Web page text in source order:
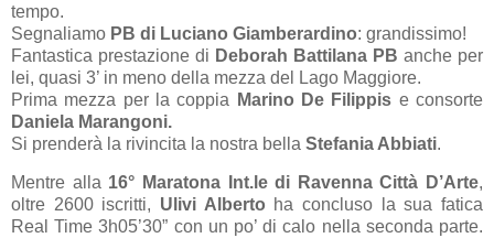
tempo.
Segnaliamo PB di Luciano Giamberardino: grandissimo!
Fantastica prestazione di Deborah Battilana PB anche per
lei, quasi 3’ in meno della mezza del Lago Maggiore.
Prima mezza per la coppia
Marino De Filippis e consorte
Daniela Marangoni.
Si prenderà la rivincita la nostra bella Stefania Abbiati.
Mentre alla 16° Maratona Int.le di Ravenna Città D’Arte,
oltre 2600 iscritti, Ulivi Alberto ha concluso la sua fatica
Real Time 3h05’30” con un po’ di calo nella seconda parte.